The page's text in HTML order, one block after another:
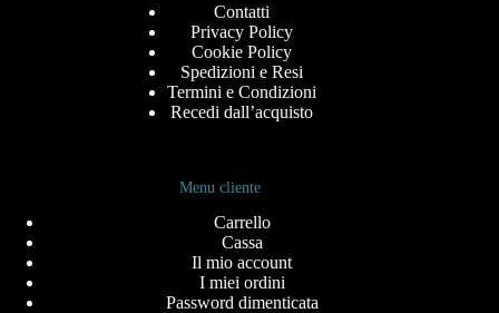
Contatti
Privacy Policy
Cookie Policy
Spedizioni e Resi
Termini e Condizioni
Recedi dall’acquisto
Menu cliente
Carrello
Cassa
Il mio account
I miei ordini
Password dimenticata